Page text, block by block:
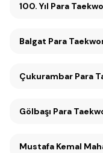
100. Yıl Para
Balgat Para
Çukurambar Para
Gölbaşı Para
Mustafa Kemal